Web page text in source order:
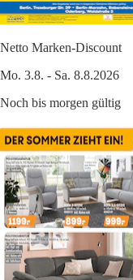
Netto Marken-Discount
Mo. 3.8. - Sa. 8.8.2026
Noch bis morgen gültig